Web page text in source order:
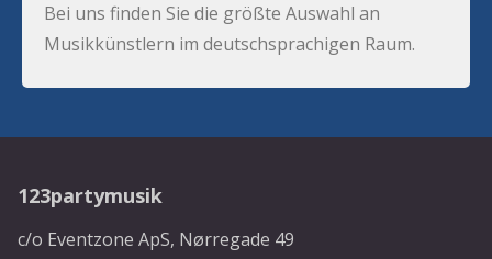
Bei uns finden Sie die größte Auswahl an
Musikkünstlern im deutschsprachigen Raum.
123partymusik
c/o Eventzone ApS, Nørregade 49